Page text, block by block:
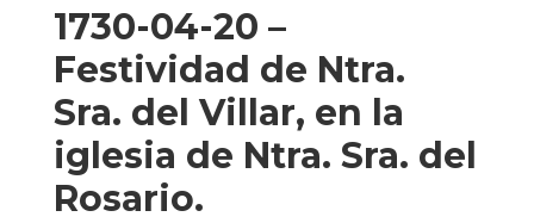
1730-04-20 –
Festividad de Ntra.
Sra. del Villar, en la
iglesia de Ntra. Sra. del
Rosario.